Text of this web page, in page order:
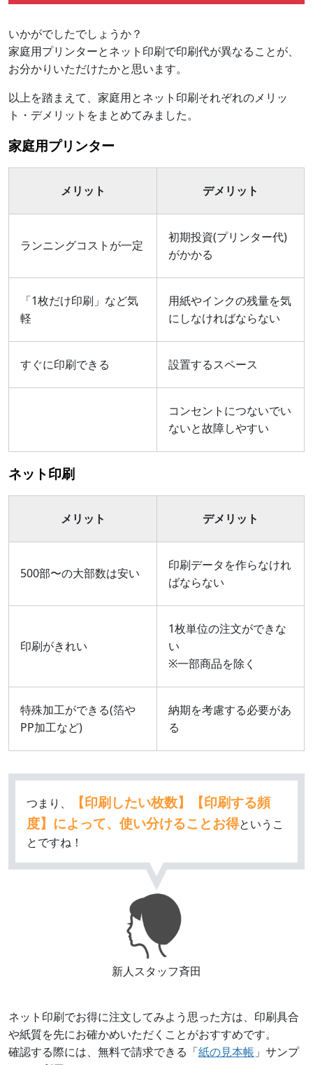
いかがでしたでしょうか？
家庭用プリンターとネット印刷で印刷代が異なることが、
お分かりいただけたかと思います。
以上を踏まえて、家庭用とネット印刷それぞれのメリッ
ト・デメリットをまとめてみました。
家庭用プリンター
メリット デメリット
ランニングコストが一定
初期投資(プリンター代)
がかかる
「1枚だけ印刷」など気
軽
用紙やインクの残量を気
にしなければならない
すぐに印刷できる 設置するスペース
コンセントにつないでい
ないと故障しやすい
ネット印刷
メリット デメリット
500部〜の大部数は安い
印刷データを作らなけれ
ばならない
印刷がきれい
1枚単位の注文ができな
い
※一部商品を除く
特殊加工ができる(箔や
PP加工など)
納期を考慮する必要があ
る
新人スタッフ斉田
つまり、
【印刷したい枚数】【印刷する頻
度】によって、使い分けることお得というこ
とですね！
ネット印刷でお得に注文してみよう思った方は、印刷具合
や紙質を先にお確かめいただくことがおすすめです。
確認する際には、無料で請求できる「紙の見本帳 」サンプ